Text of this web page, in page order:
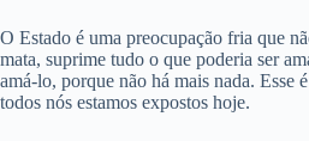
O Estado é uma preocupação fria que
mata, suprime tudo o que poderia ser
amá-lo, porque não há mais nada. Esse
todos nós estamos expostos hoje.